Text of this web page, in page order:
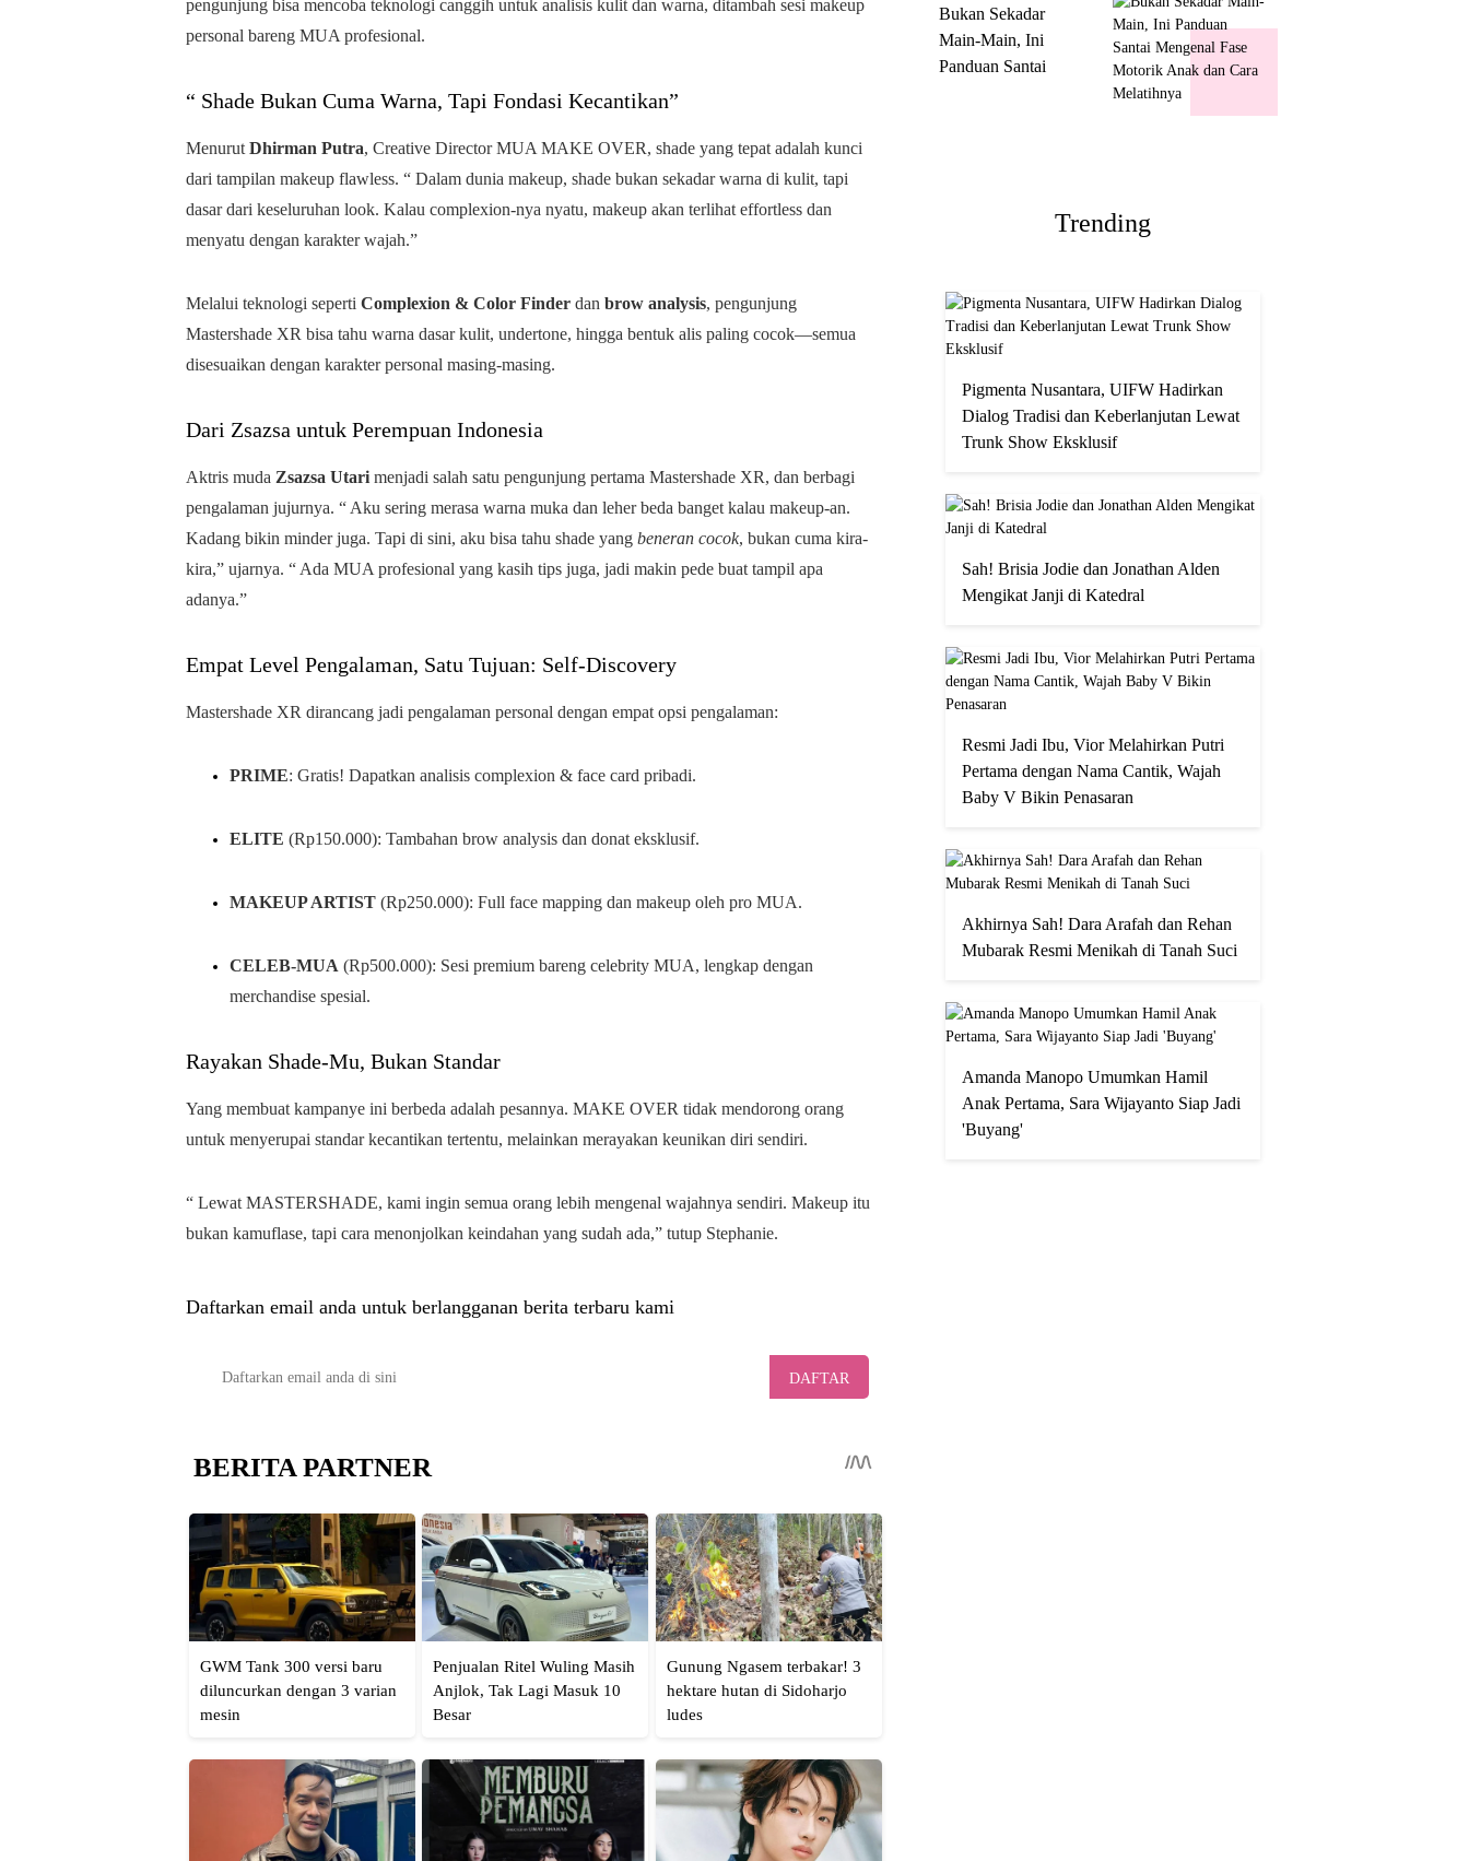
pengunjung bisa mencoba teknologi canggih untuk analisis kulit dan warna, ditambah sesi makeup
personal bareng MUA profesional.
“ Shade Bukan Cuma Warna, Tapi Fondasi Kecantikan”
Menurut Dhirman Putra, Creative Director MUA MAKE OVER, shade yang tepat adalah kunci
dari tampilan makeup flawless. “ Dalam dunia makeup, shade bukan sekadar warna di kulit, tapi
dasar dari keseluruhan look. Kalau complexion-nya nyatu, makeup akan terlihat effortless dan
menyatu dengan karakter wajah.”
Melalui teknologi seperti Complexion & Color Finder dan brow analysis, pengunjung
Mastershade XR bisa tahu warna dasar kulit, undertone, hingga bentuk alis paling cocok—semua
disesuaikan dengan karakter personal masing-masing.
Dari Zsazsa untuk Perempuan Indonesia
Aktris muda Zsazsa Utari menjadi salah satu pengunjung pertama Mastershade XR, dan berbagi
pengalaman jujurnya. “ Aku sering merasa warna muka dan leher beda banget kalau makeup-an.
Kadang bikin minder juga. Tapi di sini, aku bisa tahu shade yang beneran cocok, bukan cuma kira-
kira,” ujarnya. “ Ada MUA profesional yang kasih tips juga, jadi makin pede buat tampil apa
adanya.”
Empat Level Pengalaman, Satu Tujuan: Self-Discovery
Mastershade XR dirancang jadi pengalaman personal dengan empat opsi pengalaman:
PRIME: Gratis! Dapatkan analisis complexion & face card pribadi.
ELITE (Rp150.000): Tambahan brow analysis dan donat eksklusif.
MAKEUP ARTIST (Rp250.000): Full face mapping dan makeup oleh pro MUA.
CELEB-MUA (Rp500.000): Sesi premium bareng celebrity MUA, lengkap dengan
merchandise spesial.
Rayakan Shade-Mu, Bukan Standar
Yang membuat kampanye ini berbeda adalah pesannya. MAKE OVER tidak mendorong orang
untuk menyerupai standar kecantikan tertentu, melainkan merayakan keunikan diri sendiri.
“ Lewat MASTERSHADE, kami ingin semua orang lebih mengenal wajahnya sendiri. Makeup itu
bukan kamuflase, tapi cara menonjolkan keindahan yang sudah ada,” tutup Stephanie.
Daftarkan email anda untuk berlangganan berita terbaru kami
DAFTAR
Bukan Sekadar
Main-Main, Ini
Panduan Santai
Trending
Pigmenta Nusantara, UIFW Hadirkan
Dialog Tradisi dan Keberlanjutan Lewat
Trunk Show Eksklusif
Sah! Brisia Jodie dan Jonathan Alden
Mengikat Janji di Katedral
Resmi Jadi Ibu, Vior Melahirkan Putri
Pertama dengan Nama Cantik, Wajah
Baby V Bikin Penasaran
Akhirnya Sah! Dara Arafah dan Rehan
Mubarak Resmi Menikah di Tanah Suci
Amanda Manopo Umumkan Hamil
Anak Pertama, Sara Wijayanto Siap Jadi
'Buyang'